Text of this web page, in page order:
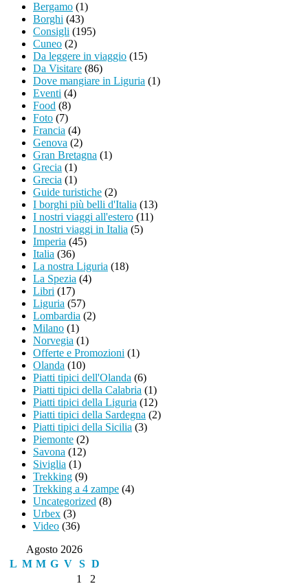
Bergamo (1)
Borghi (43)
Consigli (195)
Cuneo (2)
Da leggere in viaggio (15)
Da Visitare (86)
Dove mangiare in Liguria (1)
Eventi (4)
Food (8)
Foto (7)
Francia (4)
Genova (2)
Gran Bretagna (1)
Grecia (1)
Grecia (1)
Guide turistiche (2)
I borghi più belli d'Italia (13)
I nostri viaggi all'estero (11)
I nostri viaggi in Italia (5)
Imperia (45)
Italia (36)
La nostra Liguria (18)
La Spezia (4)
Libri (17)
Liguria (57)
Lombardia (2)
Milano (1)
Norvegia (1)
Offerte e Promozioni (1)
Olanda (10)
Piatti tipici dell'Olanda (6)
Piatti tipici della Calabria (1)
Piatti tipici della Liguria (12)
Piatti tipici della Sardegna (2)
Piatti tipici della Sicilia (3)
Piemonte (2)
Savona (12)
Siviglia (1)
Trekking (9)
Trekking a 4 zampe (4)
Uncategorized (8)
Urbex (3)
Video (36)
Agosto 2026
L M M G V S D
1
2